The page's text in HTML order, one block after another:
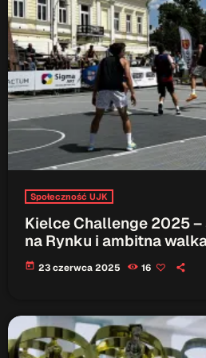
Patronat Medialny
Ramówka
O nas
EKIPA
Rekrutacja Fraszka
Podcasty
Przydatne linki
Strona UJK
Wirtualna Uczelnia
Społeczność UJK
Kielce Challenge 2025
na Rynku i ambitna
today 23 czerwca 2025 16